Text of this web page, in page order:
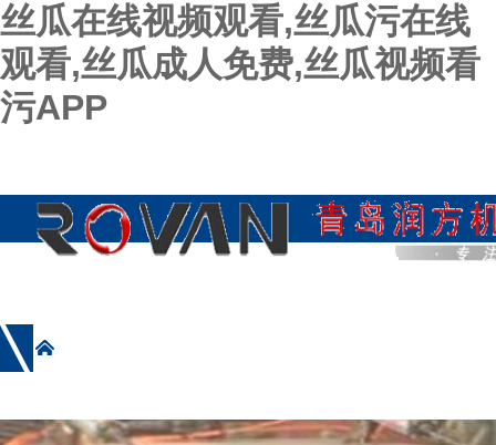
丝瓜在线视频观看,丝瓜污在线
观看,丝瓜成人免费,丝瓜视频看
污APP